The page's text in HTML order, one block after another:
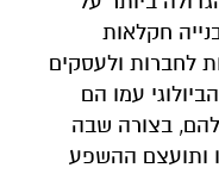
חקלאות
לחברות ולעסקים
עמו הם
בצורה שבה
ותועצם ההשפע